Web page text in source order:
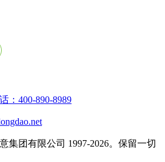
：400-890-8989
集团有限公司 1997-2026。保留一切